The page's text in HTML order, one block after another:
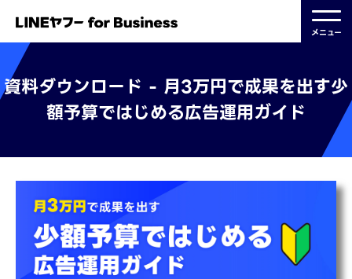
メニュー
資料ダウンロード - 月3万円で成果を出す少
額予算ではじめる広告運用ガイド